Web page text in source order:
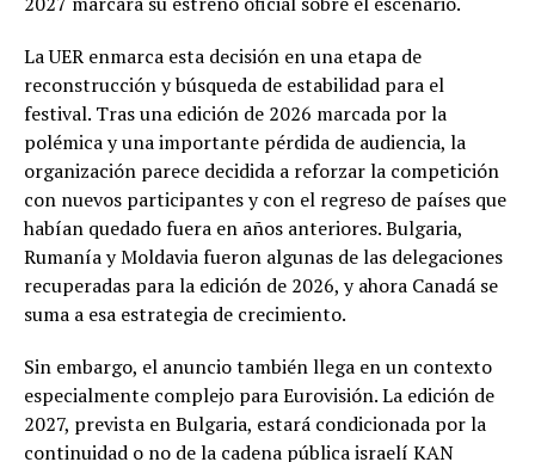
La UER enmarca esta decisión en una etapa de
reconstrucción y búsqueda de estabilidad para el
festival. Tras una edición de 2026 marcada por la
polémica y una importante pérdida de audiencia, la
organización parece decidida a reforzar la competición
con nuevos participantes y con el regreso de países que
habían quedado fuera en años anteriores. Bulgaria,
Rumanía y Moldavia fueron algunas de las delegaciones
recuperadas para la edición de 2026, y ahora Canadá se
suma a esa estrategia de crecimiento.
Sin embargo, el anuncio también llega en un contexto
especialmente complejo para Eurovisión. La edición de
2027, prevista en Bulgaria, estará condicionada por la
continuidad o no de la cadena pública israelí KAN